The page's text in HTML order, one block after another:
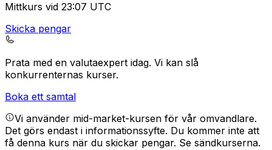
Mittkurs vid 23:07 UTC
Skicka pengar
Prata med en valutaexpert idag. Vi kan slå
konkurrenternas kurser.
Boka ett samtal
Vi använder mid-market-kursen för vår omvandlare.
Det görs endast i informationssyfte. Du kommer inte att
få denna kurs när du skickar pengar. Se sändkurserna.